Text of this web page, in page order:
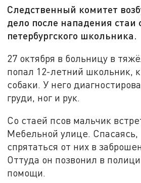
Следственный комитет
дело после нападения стаи
петербургского школьника.
27 октября в больницу в
попал 12-летний школьник,
собаки. У него
груди, ног и рук.
Со стаей псов мальчик
Мебельной улице. Спасаясь,
спрятаться от них в
Оттуда он позвонил в
помощи.